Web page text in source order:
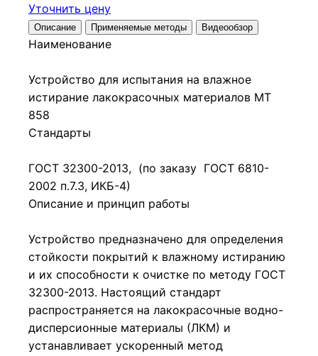
Уточнить цену
Описание Применяемые методы Видеообзор
Наименование
Устройство для испытания на влажное
истирание лакокрасочных материалов МТ
858
Стандарты
ГОСТ 32300-2013, (по заказу ГОСТ 6810-
2002 п.7.3, ИКБ-4)
Описание и принцип работы
Устройство предназначено для определения
стойкости покрытий к влажному истиранию
и их способности к очистке по методу ГОСТ
32300-2013. Настоящий стандарт
распространяется на лакокрасочные водно-
дисперсионные материалы (ЛКМ) и
устанавливает ускоренный метод